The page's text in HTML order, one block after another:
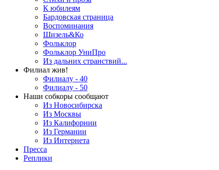
К юбилеям
Бардовская страница
Воспоминания
Шизель&Ко
Фольклор
Фольклор УниПро
Из дальних странствий...
Филиал жив!
Филиалу - 40
Филиалу - 50
Наши собкоры сообщают
Из Новосибирска
Из Москвы
Из Калифорнии
Из Германии
Из Интернета
Пресса
Реплики